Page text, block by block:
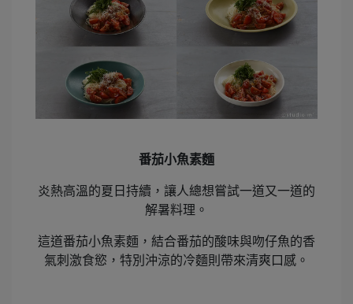
番茄小魚素麵
炎熱高溫的夏日持續，讓人總想嘗試一道又一道的
解暑料理。
這道番茄小魚素麵，結合番茄的酸味與吻仔魚的香
氣刺激食慾，特別沖涼的冷麵則帶來清爽口感。